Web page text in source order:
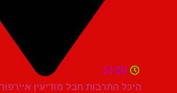
היכל התרבות חבל מודיעין איירפורט סיטי
21:30